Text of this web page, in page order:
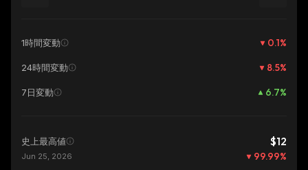
1時間変動 0.1%
24時間変動 8.5%
7日変動 6.7%
史上最高値 $12
Jun 25, 2026 99.99%